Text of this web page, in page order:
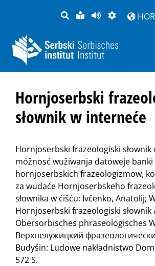
PYTANJE
LOCHKA
RĚČ
STRONU
PŘEDČITAĆ
Hornjoserbski
słownik w interneće
Hornjoserbski frazeologiski słownik
móžnosć wužiwanja datoweje banki
hornjoserbskich frazeologizmow,
za wudaće Hornjoserbskeho
słownika w ćišću: Ivčenko, Anatolij;
Hornjoserbski frazeologiski słownik
Obersorbisches phraseologisches
Верхнелужицкий
Budyšin: Ludowe nakładnistwo
572 S.